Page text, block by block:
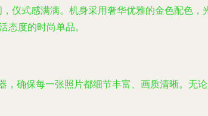
仪式感满满。机身采用奢华优雅的金色配色，
态度的时尚单品。
确保每一张照片都细节丰富、画质清晰。无